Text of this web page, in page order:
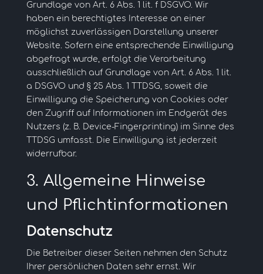
Grundlage von Art. 6 Abs. 1 lit. f DSGVO. Wir
haben ein berechtigtes Interesse an einer
möglichst zuverlässigen Darstellung unserer
Website. Sofern eine entsprechende Einwilligung
abgefragt wurde, erfolgt die Verarbeitung
ausschließlich auf Grundlage von Art. 6 Abs. 1 lit.
a DSGVO und § 25 Abs. 1 TTDSG, soweit die
Einwilligung die Speicherung von Cookies oder
den Zugriff auf Informationen im Endgerät des
Nutzers (z. B. Device-Fingerprinting) im Sinne des
TTDSG umfasst. Die Einwilligung ist jederzeit
widerrufbar.
3. Allgemeine Hinweise
und Pflicht­informationen
Datenschutz
Die Betreiber dieser Seiten nehmen den Schutz
Ihrer persönlichen Daten sehr ernst. Wir